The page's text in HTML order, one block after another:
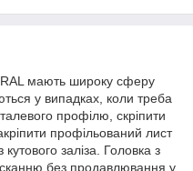
RAL мають широку сферу
у випадках, коли треба
профілю, скріпити
профільований лист
заліза. Головка з
без продавлювання у